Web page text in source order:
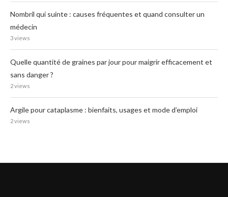
Nombril qui suinte : causes fréquentes et quand consulter un
médecin
3 views
Quelle quantité de graines par jour pour maigrir efficacement et
sans danger ?
2 views
Argile pour cataplasme : bienfaits, usages et mode d’emploi
2 views